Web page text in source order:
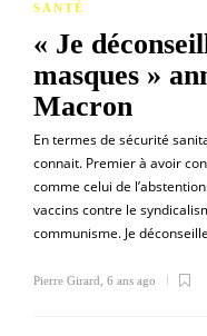
SANTÉ
« Je
masques »
Macron
En termes de sécurité
connait. Premier à avoir
comme celui de
vaccins contre le
communisme. Je
Pierre Girard 6 ans ago